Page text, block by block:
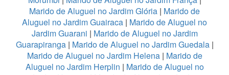
Marido de Aluguel no Jardim Glória | Marido de
Aluguel no Jardim Guairaca | Marido de Aluguel no
Jardim Guarani | Marido de Aluguel no Jardim
Guarapiranga| Marido de Aluguel no Jardim Guedala|
Marido de Aluguel no Jardim Helena| Marido de
Aluguel no Jardim Herplin | Marido de Aluguel no